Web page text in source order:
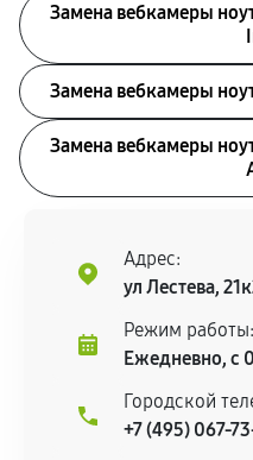
Замена вебкамеры
Замена вебкамеры
Замена вебкамеры
Адрес:
ул Лестева,
Режим работы:
Ежедневно, с
Городской
+7 (495) 067-